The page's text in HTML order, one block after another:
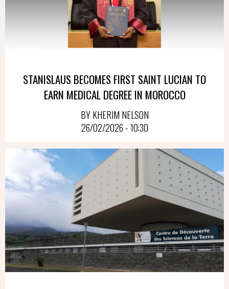
STANISLAUS BECOMES FIRST SAINT LUCIAN TO
EARN MEDICAL DEGREE IN MOROCCO
BY KHERIM NELSON
26/02/2026 - 10:30